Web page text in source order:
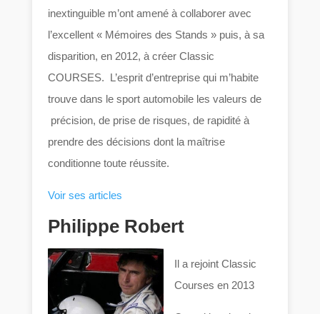
inextinguible m’ont amené à collaborer avec
l’excellent « Mémoires des Stands » puis, à sa
disparition, en 2012, à créer Classic
COURSES. L’esprit d’entreprise qui m’habite
trouve dans le sport automobile les valeurs de
précision, de prise de risques, de rapidité à
prendre des décisions dont la maîtrise
conditionne toute réussite.
Voir ses articles
Philippe Robert
Il a rejoint Classic
Courses en 2013